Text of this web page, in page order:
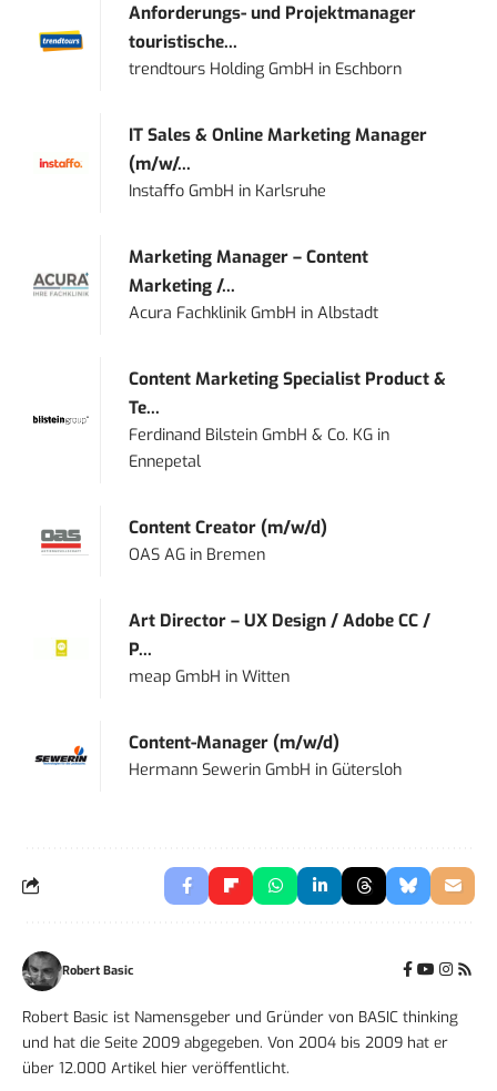
Anforderungs- und Projektmanager
touristische...
trendtours Holding GmbH in Eschborn
IT Sales & Online Marketing Manager
(m/w/...
Instaffo GmbH in Karlsruhe
Marketing Manager – Content
Marketing /...
Acura Fachklinik GmbH inAlbstadt
Content Marketing Specialist Product &
Te...
Ferdinand Bilstein GmbH & Co. KG in
Ennepetal
Content Creator (m/w/d)
OAS AG in Bremen
Art Director – UX Design / Adobe CC /
P...
meap GmbH inWitten
Content-Manager (m/w/d)
Hermann Sewerin GmbH inGütersloh
Robert Basic
Robert Basic ist Namensgeber und Gründer von BASIC thinking
und hat die Seite 2009 abgegeben. Von 2004 bis 2009 hat er
über 12.000 Artikel hier veröffentlicht.